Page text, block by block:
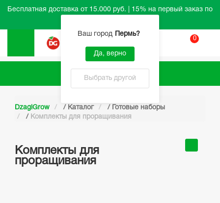
Бесплатная доставка от 15.000 руб. | 15% на первый заказ по
Ваш город Пермь?
Да, верно
Выбрать другой
0
Каталог
DzagiGrow / Каталог / Готовые наборы
/ Комплекты для проращивания
Комплекты для
проращивания